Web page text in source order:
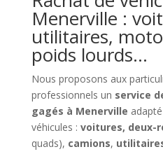
Menerville :
utilitaires,
poids lourds…
Nous proposons aux
professionnels un service
gagés à Menerville
véhicules : voitures, deux-
quads), camions,